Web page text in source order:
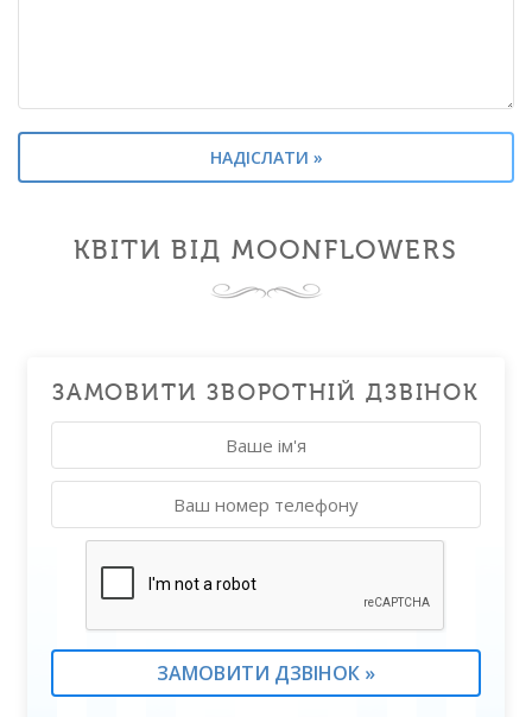
КВІТИ ВІД MOONFLOWERS
ЗАМОВИТИ ЗВОРОТНІЙ ДЗВІНОК